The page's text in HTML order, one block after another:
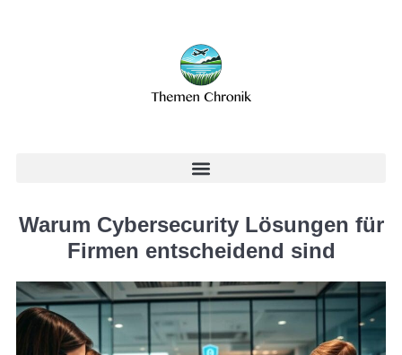
Warum Cybersecurity Lösungen für
Firmen entscheidend sind